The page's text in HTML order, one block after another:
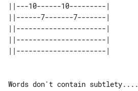
||---10------10---------|
||------7-------7-------|
||----------------------|
||----------------------|
||----------------------|
Words don't contain subtlety....